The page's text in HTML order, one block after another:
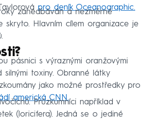
pro deník Oceanographic.
zanedbáván a nezměrné
skryto. Hlavním cílem organizace je
pásnici s výraznými oranžovými
toxiny. Obranné látky
jako možné prostředky pro
americká CNN.
Průzkumníci například v
(loricifera). Jedná se o jediné